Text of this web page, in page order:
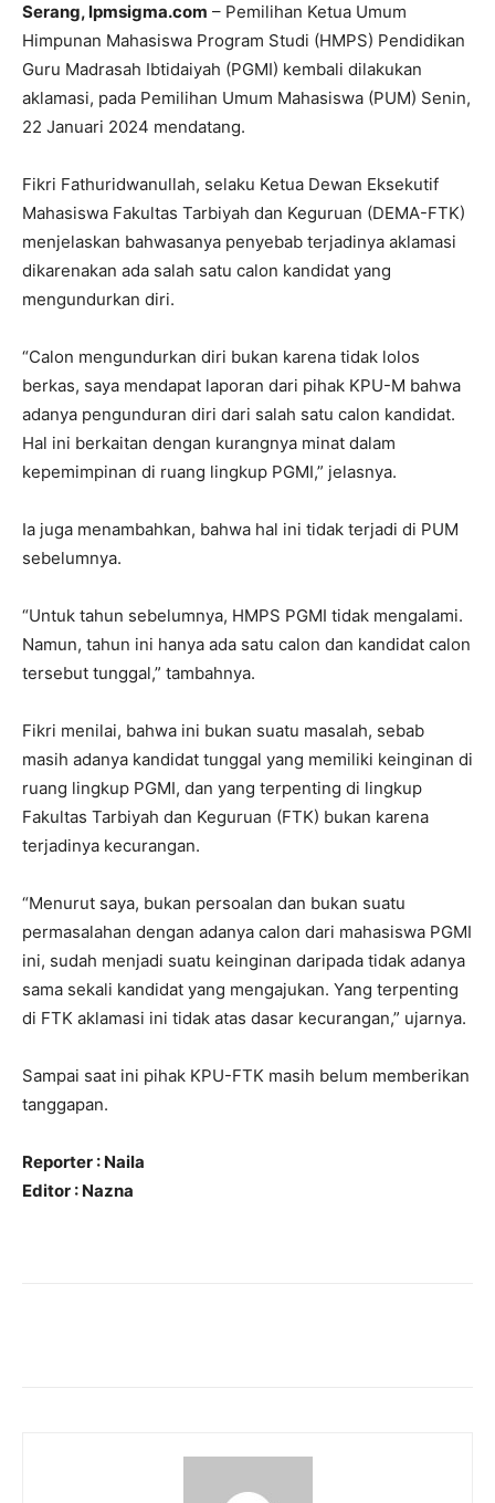
Serang, lpmsigma.com – Pemilihan Ketua Umum
Himpunan Mahasiswa Program Studi (HMPS) Pendidikan
Guru Madrasah Ibtidaiyah (PGMI) kembali dilakukan
aklamasi, pada Pemilihan Umum Mahasiswa (PUM) Senin,
22 Januari 2024 mendatang.
Fikri Fathuridwanullah, selaku Ketua Dewan Eksekutif
Mahasiswa Fakultas Tarbiyah dan Keguruan (DEMA-FTK)
menjelaskan bahwasanya penyebab terjadinya aklamasi
dikarenakan ada salah satu calon kandidat yang
mengundurkan diri.
“Calon mengundurkan diri bukan karena tidak lolos
berkas, saya mendapat laporan dari pihak KPU-M bahwa
adanya pengunduran diri dari salah satu calon kandidat.
Hal ini berkaitan dengan kurangnya minat dalam
kepemimpinan di ruang lingkup PGMI,” jelasnya.
Ia juga menambahkan, bahwa hal ini tidak terjadi di PUM
sebelumnya.
“Untuk tahun sebelumnya, HMPS PGMI tidak mengalami.
Namun, tahun ini hanya ada satu calon dan kandidat calon
tersebut tunggal,” tambahnya.
Fikri menilai, bahwa ini bukan suatu masalah, sebab
masih adanya kandidat tunggal yang memiliki keinginan di
ruang lingkup PGMI, dan yang terpenting di lingkup
Fakultas Tarbiyah dan Keguruan (FTK) bukan karena
terjadinya kecurangan.
“Menurut saya, bukan persoalan dan bukan suatu
permasalahan dengan adanya calon dari mahasiswa PGMI
ini, sudah menjadi suatu keinginan daripada tidak adanya
sama sekali kandidat yang mengajukan. Yang terpenting
di FTK aklamasi ini tidak atas dasar kecurangan,” ujarnya.
Sampai saat ini pihak KPU-FTK masih belum memberikan
tanggapan.
Reporter : Naila
Editor : Nazna